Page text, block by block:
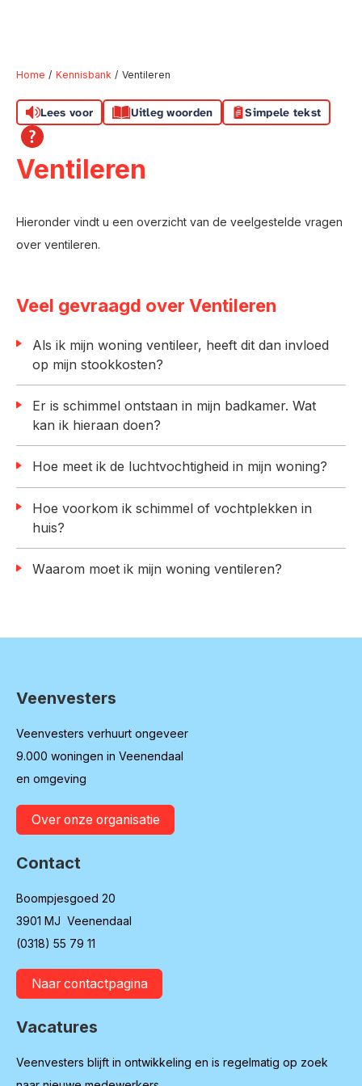
Naar hoofdinhoud
Naar hoofdnavigatiemenu
Naar zoeken
Home Kennisbank Ventileren
Lees voor Uitleg woorden Simpele tekst
Ventileren
Hieronder vindt u een overzicht van de veelgestelde vragen
over ventileren.
Veel gevraagd over Ventileren
Als ik mijn woning ventileer, heeft dit dan invloed
op mijn stookkosten?
Er is schimmel ontstaan in mijn badkamer. Wat
kan ik hieraan doen?
Hoe meet ik de luchtvochtigheid in mijn woning?
Hoe voorkom ik schimmel of vochtplekken in
huis?
Waarom moet ik mijn woning ventileren?
Contactinformatie
Veenvesters
Veenvesters verhuurt ongeveer
9.000 woningen in Veenendaal
en omgeving
Over onze organisatie
Contact
Boompjesgoed 20
3901 MJ Veenendaal
(0318) 55 79 11
Naar contactpagina
Vacatures
Veenvesters blijft in ontwikkeling en is regelmatig op zoek